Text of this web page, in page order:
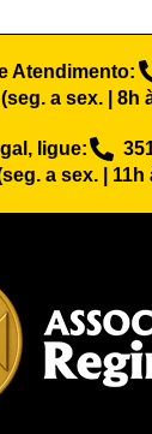
Atendimento:
(seg. a sex. | 8h
ligue:
a sex. | 11h